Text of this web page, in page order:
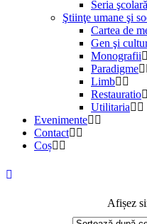
Seria şcolară
Ştiinţe umane şi
Cartea de
Gen şi
Monografii
Paradigme
Limb
Restauratio
Utilitaria
Evenimente
Contact
Coș
Afișez